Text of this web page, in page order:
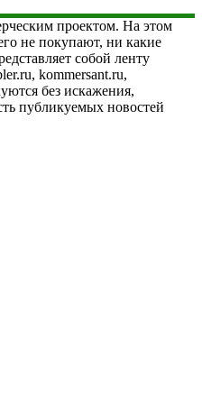
проектом. На этом
не покупают, ни какие
собой ленту
kommersant.ru,
без искажения,
публикуемых новостей